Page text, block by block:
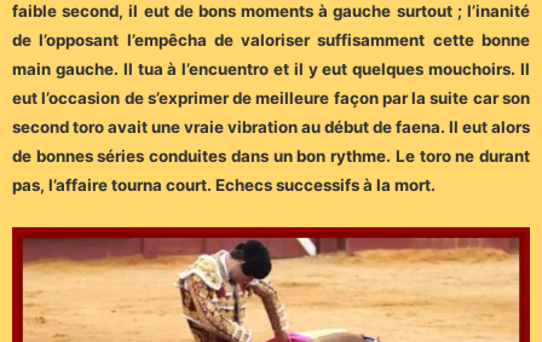
faible second, il eut de bons moments à gauche surtout ; l’inanité
de l’opposant l’empêcha de valoriser suffisamment cette bonne
main gauche. Il tua à l’encuentro et il y eut quelques mouchoirs. Il
eut l’occasion de s’exprimer de meilleure façon par la suite car son
second toro avait une vraie vibration au début de faena. Il eut alors
de bonnes séries conduites dans un bon rythme. Le toro ne durant
pas, l’affaire tourna court. Echecs successifs à la mort.